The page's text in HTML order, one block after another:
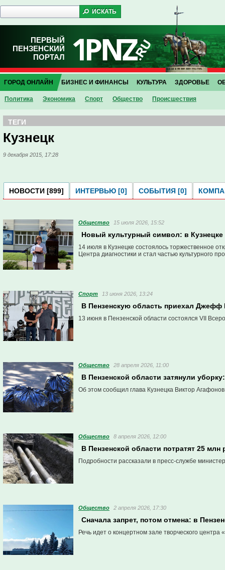
ПЕРВЫЙ
ПЕНЗЕНСКИЙ
ПОРТАЛ
ГОРОД ОНЛАЙН
Политика Экономика Спорт Общество Проиcшествия
БИЗНЕС И ФИНАНСЫ КУЛЬТУРА ЗДОРОВЬЕ
ТЕГИ
Кузнецк
9 декабря 2015, 17:28
НОВОСТИ [899] ИНТЕРВЬЮ [0] СОБЫТИЯ [0]
Общество 15 июля 2026, 15:52
Новый культурный символ: в
14 июля в Кузнецке состоялось торжественное
Центра диагностики и стал частью культурного
Спорт 13 июня 2026, 13:24
В Пензенскую область приехал Джефф
13 июня в Пензенской области состоялся VII
Общество 28 апреля 2026, 11:00
В Пензенской области затянули
Об этом сообщил глава Кузнецка Виктор
Общество 8 апреля 2026, 12:00
В Пензенской области потратят 25
Подробности рассказали в пресс-службе
Общество 2 апреля 2026, 17:30
Сначала запрет, потом отмена: в
Речь идет о концертном зале творческого